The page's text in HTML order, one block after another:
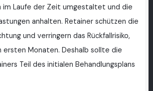
im Laufe der Zeit umgestaltet und die
anhalten. Retainer schützen die
und verringern das Rückfallrisiko,
ersten Monaten. Deshalb sollte die
Teil des initialen Behandlungsplans